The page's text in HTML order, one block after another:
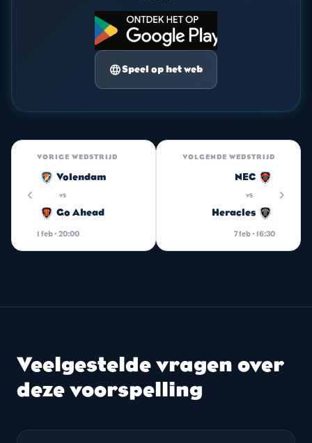
languageSpeel op het web
chevron_left
VORIGE WEDSTRIJD
Volendam
vs
Go Ahead
1 feb · 20:00
VOLGENDE WEDSTRIJD
NEC
vs
Heracles
7 feb · 16:30
chevron_right
Veelgestelde vragen over
deze voorspelling